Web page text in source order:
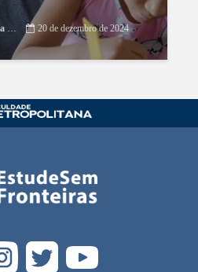
Carla Alessandra Moreira Damasceno 20 de dezembro de 2024